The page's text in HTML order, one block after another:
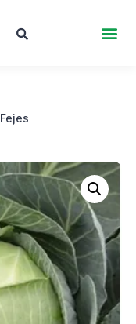
Fejes